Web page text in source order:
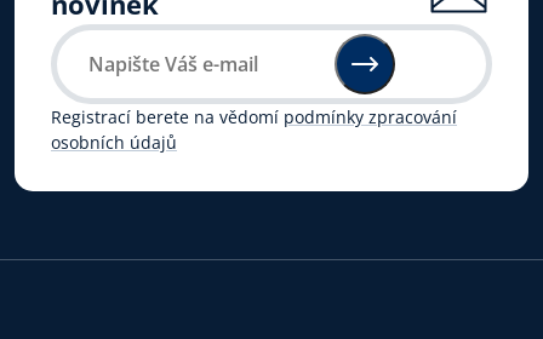
Registrací berete na vědomí podmínky zpracování
osobních údajů